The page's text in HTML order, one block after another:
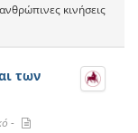
κινήσεις
των
-